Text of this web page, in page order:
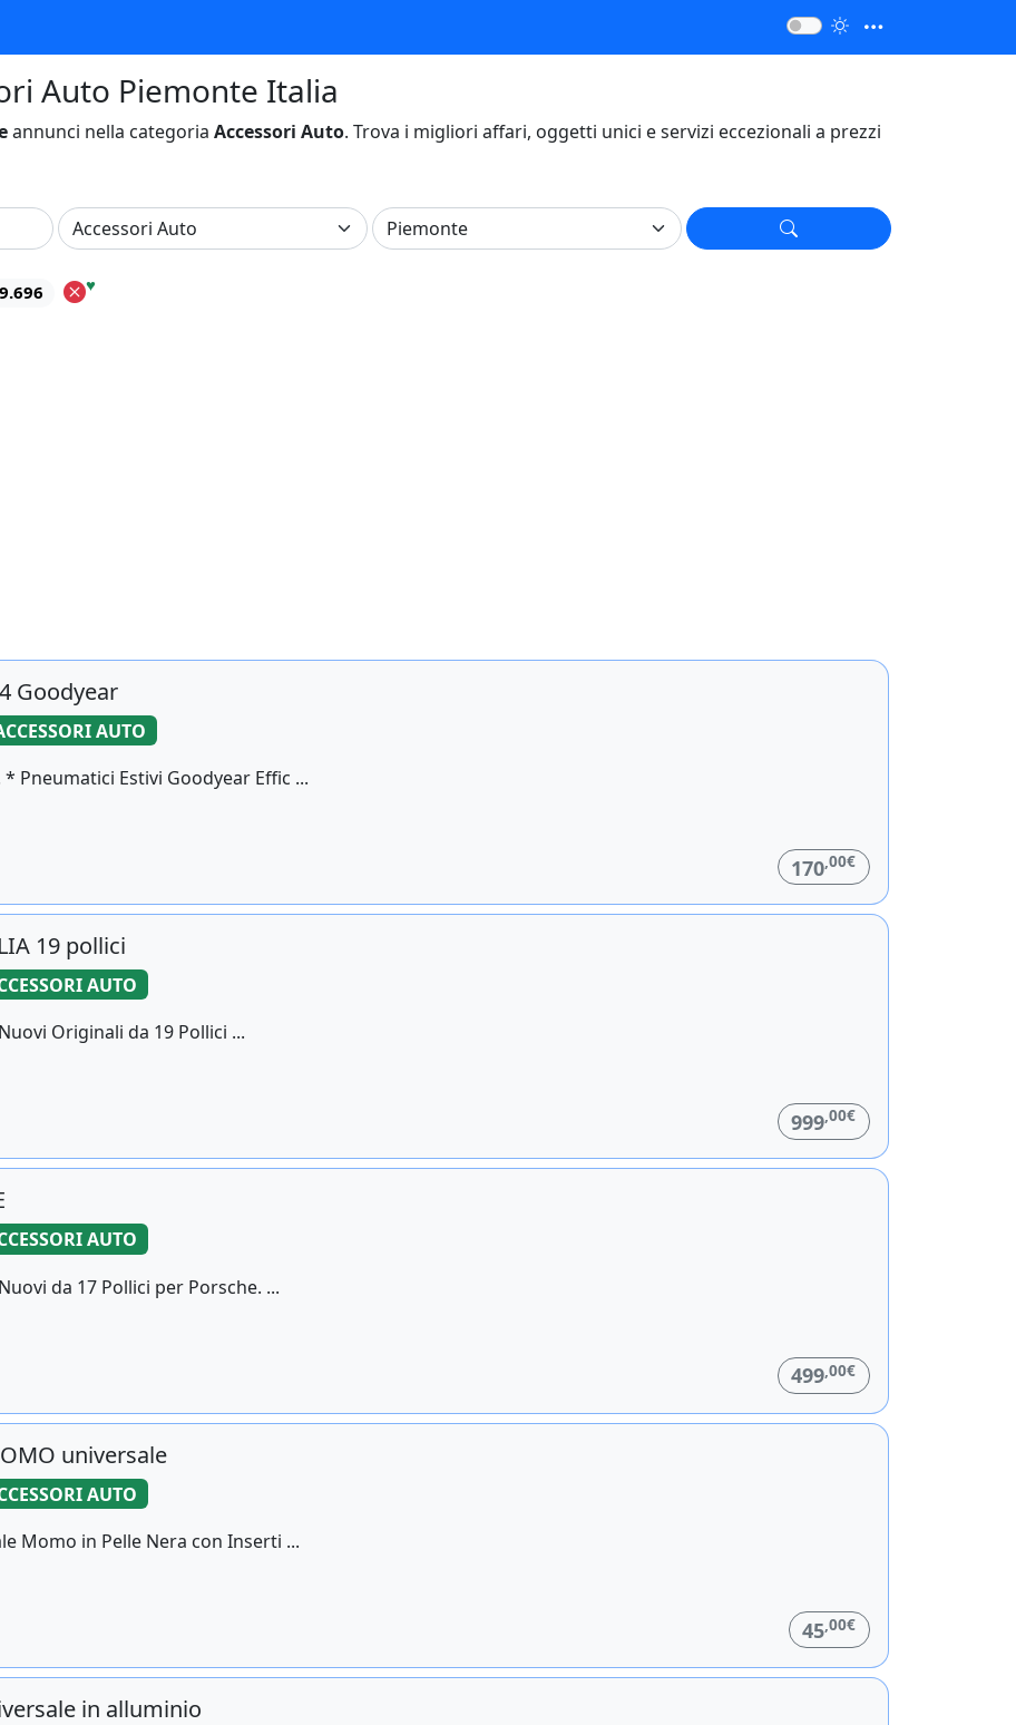
Auto Piemonte Italia
annunci nella categoria Accessori Auto. Trova i migliori affari, oggetti unici e servizi eccezionali a prezzi
♥
Goodyear
AUTO
Pneumatici Estivi Goodyear Effic ...
170,00€
19 pollici
AUTO
Originali da 19 Pollici ...
999,00€
AUTO
da 17 Pollici per Porsche. ...
499,00€
universale
AUTO
Momo in Pelle Nera con Inserti ...
45,00€
in alluminio